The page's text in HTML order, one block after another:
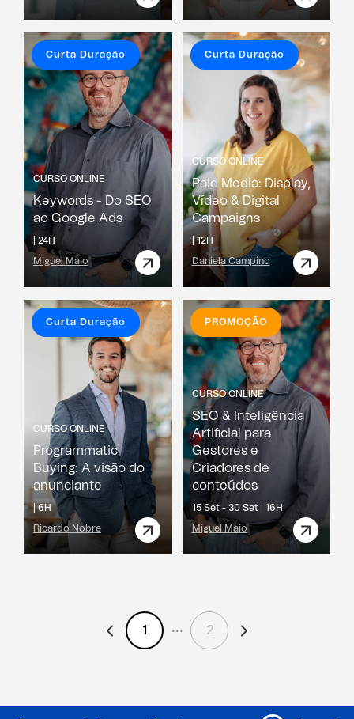
CURSO ONLINE
Keywords - Do SEO
ao Google Ads
24H
Miguel Maio
Curta Duração
CURSO ONLINE
Paid Media: Display,
Vídeo & Digital
Campaigns
|12H
Daniela Campino
Curta Duração
CURSO ONLINE
Programmatic
Buying: A visão do
anunciante
|6H
Ricardo Nobre
Curta Duração
CURSO ONLINE
SEO & Inteligência
Artificial para
Gestores e
Criadores de
conteúdos
15 Set - 30 Set | 16H
Miguel Maio
PROMOÇÃO
1 2